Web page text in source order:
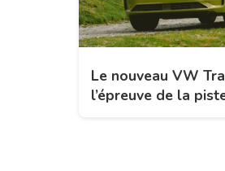
Le nouveau VW
l’épreuve de la